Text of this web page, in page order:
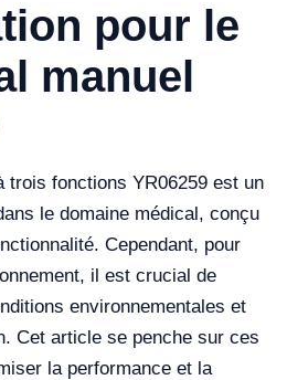
pour le
manuel
trois fonctions YR06259 est un
le domaine médical, conçu
Cependant, pour
il est crucial de
environnementales et
Cet article se penche sur ces
la performance et la